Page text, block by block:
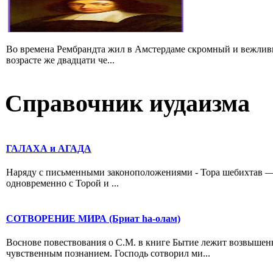
Во времена Рембрандта жил в Амстердаме скромный и
возрасте же двадцати че...
Справочник иудаизма
ГАЛАХА и АГАДА
Наряду с письменными законоположениями - Тора
одновременно с Торой и ...
СОТВОРЕНИЕ МИРА (Бриат hа-олам)
Воснове повествования о С.М. в книге Бытие лежит
чувственным познанием. Господь сотворил ми...